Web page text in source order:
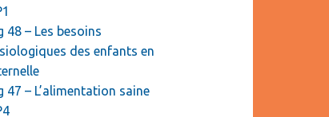
48 – Les besoins
des enfants en
47 – L’alimentation saine